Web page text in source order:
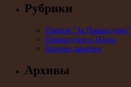
Рубрики
Партия "За Правосудие"
Правосудие и Наука
Прочие заметки
Архивы